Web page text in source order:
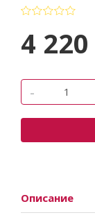
4 220
-
Описание